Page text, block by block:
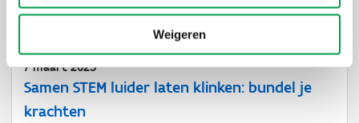
Weigeren
7 maart 2025
Samen STEM luider laten klinken: bundel je
krachten